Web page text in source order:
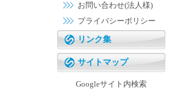
お問い合わせ(法人様)
プライバシーポリシー
リンク集
サイトマップ
Googleサイト内検索